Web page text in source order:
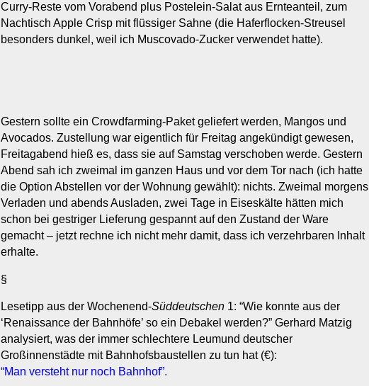
Curry-Reste vom Vorabend plus Postelein-Salat aus Ernteanteil, zum
Nachtisch Apple Crisp mit flüssiger Sahne (die Haferflocken-Streusel
besonders dunkel, weil ich Muscovado-Zucker verwendet hatte).
Gestern sollte ein Crowdfarming-Paket geliefert werden, Mangos und
Avocados. Zustellung war eigentlich für Freitag angekündigt gewesen,
Freitagabend hieß es, dass sie auf Samstag verschoben werde. Gestern
Abend sah ich zweimal im ganzen Haus und vor dem Tor nach (ich hatte
die Option Abstellen vor der Wohnung gewählt): nichts. Zweimal morgens
Verladen und abends Ausladen, zwei Tage in Eiseskälte hätten mich
schon bei gestriger Lieferung gespannt auf den Zustand der Ware
gemacht – jetzt rechne ich nicht mehr damit, dass ich verzehrbaren Inhalt
erhalte.
§
Lesetipp aus der Wochenend-Süddeutschen 1: “Wie konnte aus der
‘Renaissance der Bahnhöfe’ so ein Debakel werden?” Gerhard Matzig
analysiert, was der immer schlechtere Leumund deutscher
Großinnenstädte mit Bahnhofsbaustellen zu tun hat (€):
“Man versteht nur noch Bahnhof”.